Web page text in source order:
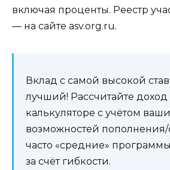
включая проценты. Реестр
— на сайте asv.org.ru.
Вклад с самой высокой
лучший! Рассчитайте доход
калькуляторе с учётом
возможностей
часто «средние»
за счёт гибкости.